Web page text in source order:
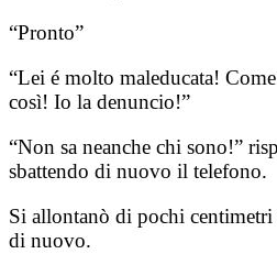
“Pronto”
“Lei é molto maleducata!
così! Io la denuncio!”
“Non sa neanche chi sono!”
sbattendo di nuovo il telefono.
Si allontanò di pochi
di nuovo.